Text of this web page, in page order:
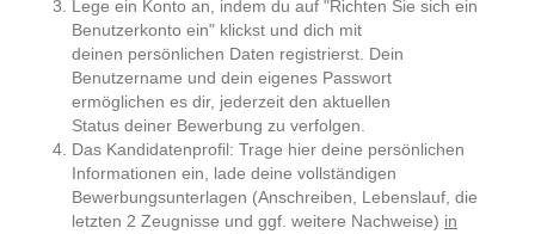
Lege ein Konto an, indem du auf "Richten Sie sich ein
Benutzerkonto ein" klickst und dich mit
deinen persönlichen Daten registrierst. Dein
Benutzername und dein eigenes Passwort
ermöglichen es dir, jederzeit den aktuellen
Status deiner Bewerbung zu verfolgen.
Das Kandidatenprofil: Trage hier deine persönlichen
Informationen ein, lade deine vollständigen
Bewerbungsunterlagen (Anschreiben, Lebenslauf, die
letzten 2 Zeugnisse und ggf. weitere Nachweise) in